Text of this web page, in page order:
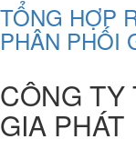
TỔNG HỢP
PHÂN PHỐI
CÔNG TY
GIA PHÁT